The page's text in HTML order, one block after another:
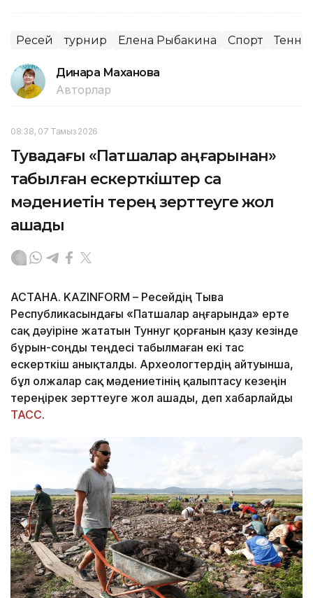
Ресей турнир Елена Рыбакина Спорт
Динара Маханова
Авторлар
08:38, 07 Тамыз 2026
Тувадағы «Патшалар аңғарынан»
табылған ескерткіштер сақ
мәдениетін терең зерттеуге жол
ашады
АСТАНА. KAZINFORM – Ресейдің Тыва
Республикасындағы «Патшалар аңғарында» ерте
сақ дәуіріне жататын Туннуг қорғанын қазу кезінде
бұрын-соңды теңдесі табылмаған екі тас
ескерткіш анықталды. Археологтердің айтуынша,
бұл олжалар сақ мәдениетінің қалыптасу кезеңін
тереңірек зерттеуге жол ашады, деп хабарлайды
ТАСС.